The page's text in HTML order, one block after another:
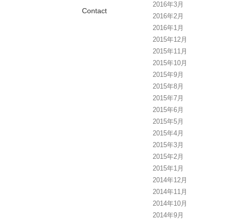
Contact
2016年3月
2016年2月
2016年1月
2015年12月
2015年11月
2015年10月
2015年9月
2015年8月
2015年7月
2015年6月
2015年5月
2015年4月
2015年3月
2015年2月
2015年1月
2014年12月
2014年11月
2014年10月
2014年9月